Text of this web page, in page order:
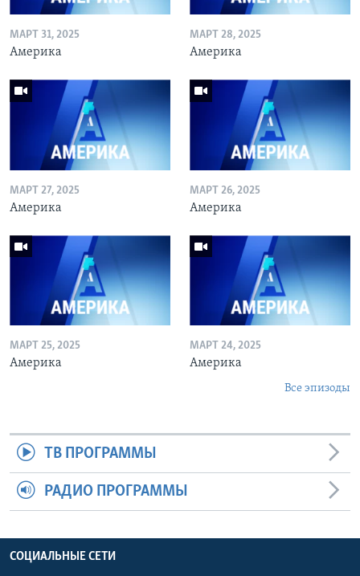
МАРТ 31, 2025
Америка
МАРТ 28, 2025
Америка
МАРТ 27, 2025
Америка
МАРТ 26, 2025
Америка
МАРТ 25, 2025
Америка
МАРТ 24, 2025
Америка
Все эпизоды
ТВ ПРОГРАММЫ
РАДИО ПРОГРАММЫ
СОЦИАЛЬНЫЕ СЕТИ